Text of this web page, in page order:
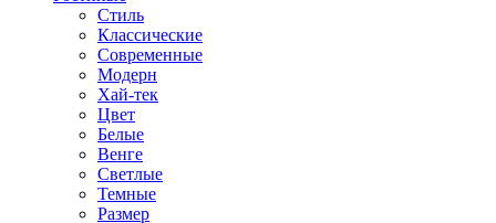
Стиль
Классические
Современные
Модерн
Хай-тек
Цвет
Белые
Венге
Светлые
Темные
Размер